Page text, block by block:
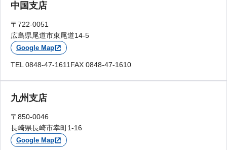
中国支店
〒722-0051
広島県尾道市東尾道14-5
Google Map
TEL 0848-47-1611 FAX 0848-47-1610
九州支店
〒850-0046
長崎県長崎市幸町1-16
Google Map